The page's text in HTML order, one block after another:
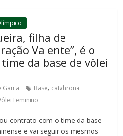
filha de
Valente”, é o
da base de vôlei
Gama Base, catahrona
Feminino
contrato com o time da base
e vai seguir os mesmos